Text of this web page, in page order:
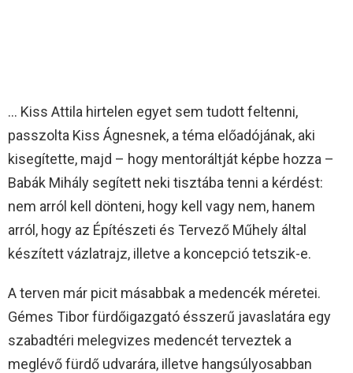
… Kiss Attila hirtelen egyet sem tudott feltenni,
passzolta Kiss Ágnesnek, a téma előadójának, aki
kisegítette, majd – hogy mentoráltját képbe hozza –
Babák Mihály segített neki tisztába tenni a kérdést:
nem arról kell dönteni, hogy kell vagy nem, hanem
arról, hogy az Építészeti és Tervező Műhely által
készített vázlatrajz, illetve a koncepció tetszik-e.
A terven már picit másabbak a medencék méretei.
Gémes Tibor fürdőigazgató ésszerű javaslatára egy
szabadtéri melegvizes medencét terveztek a
meglévő fürdő udvarára, illetve hangsúlyosabban